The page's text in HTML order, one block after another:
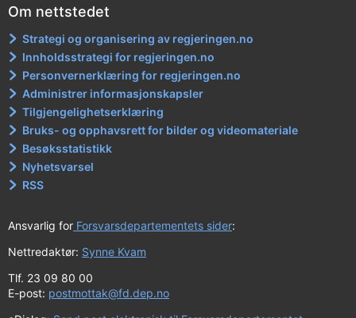
Om nettstedet
Strategi og organisering av regjeringen.no
Innholdsstrategi for regjeringen.no
Personvernerklæring for regjeringen.no
Administrer informasjonskapsler
Tilgjengelighetserklæring
Bruks- og opphavsrett for bilder og videomateriale
Besøksstatistikk
Nyhetsvarsel
RSS
Ansvarlig for Forsvarsdepartementets sider:
Nettredaktør: Synne Kvam
Tlf. 23 09 80 00
E-post: postmottak@fd.dep.no